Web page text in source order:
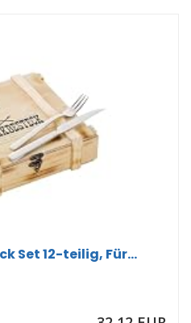
Set 12-teilig, Für...